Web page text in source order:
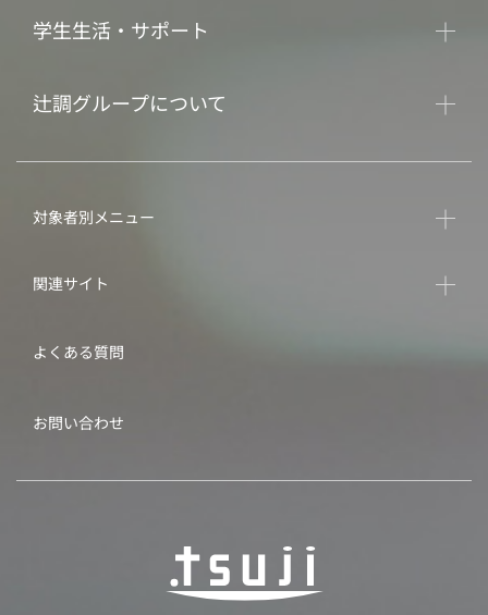
学生生活・サポート
辻調グループについて
対象者別メニュー
関連サイト
よくある質問
お問い合わせ